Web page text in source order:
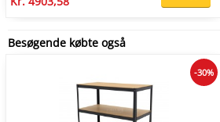
Besøgende købte også
-30%